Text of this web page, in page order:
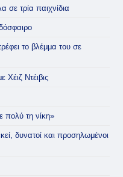
σε τρία παιχνίδια
το βλέμμα του σε
Ντέιβις
πολύ τη νίκη»
δυνατοί και προσηλωμένοι